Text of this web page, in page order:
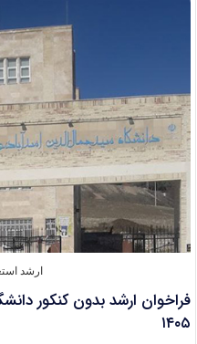
وزارت
۱۴۰۵
ارشد
فراخوان ارشد بدون کنکور
۱۴۰۵